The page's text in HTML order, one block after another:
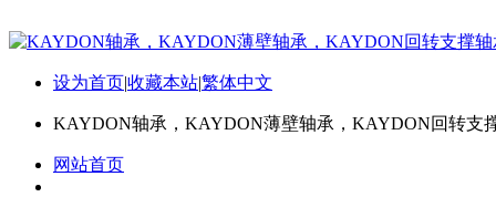
设为首页|收藏本站|繁体中文
KAYDON轴承，KAYDON薄壁轴承，KAYDON回转支
网站首页